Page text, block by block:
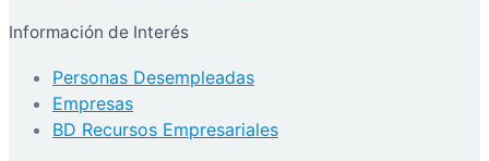
Información de Interés
Personas Desempleadas
Empresas
BD Recursos Empresariales